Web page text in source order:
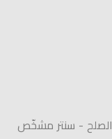
- سنتر مشخّص